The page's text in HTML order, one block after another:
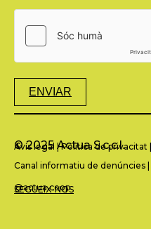
ENVIAR
© 2025 Actua S.c.c.l.
Avís legal |Política de privacitat
Canal informatiu de denúncies
SEGUEIX-NOS
@actua.coop